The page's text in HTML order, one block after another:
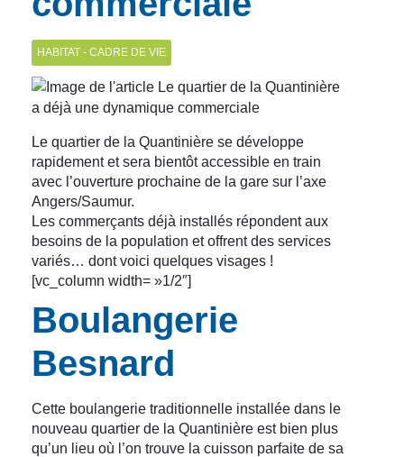
HABITAT - CADRE DE VIE
Le quartier de la Quantinière se développe
rapidement et sera bientôt accessible en train
avec l’ouverture prochaine de la gare sur l’axe
Angers/Saumur.
Les commerçants déjà installés répondent aux
besoins de la population et offrent des services
variés… dont voici quelques visages !
[vc_column width= »1/2″]
Boulangerie
Besnard
Cette boulangerie traditionnelle installée dans le
nouveau quartier de la Quantinière est bien plus
qu’un lieu où l’on trouve la cuisson parfaite de sa